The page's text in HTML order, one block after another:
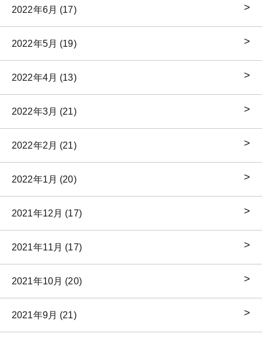
2022年6月 (17)
2022年5月 (19)
2022年4月 (13)
2022年3月 (21)
2022年2月 (21)
2022年1月 (20)
2021年12月 (17)
2021年11月 (17)
2021年10月 (20)
2021年9月 (21)